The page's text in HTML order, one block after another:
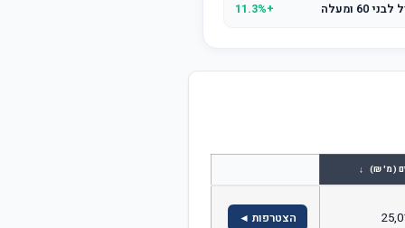
ומעלה +11.3%
(מ' ₪) ↓
הצטרפות ◄